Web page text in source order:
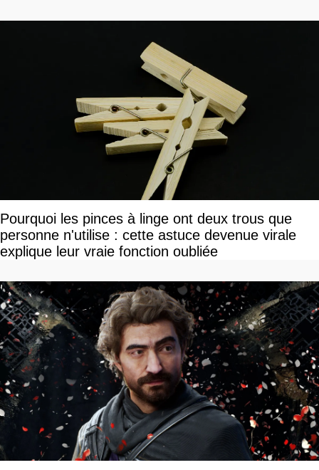
Pourquoi les pinces à linge ont deux trous que
personne n'utilise : cette astuce devenue virale
explique leur vraie fonction oubliée